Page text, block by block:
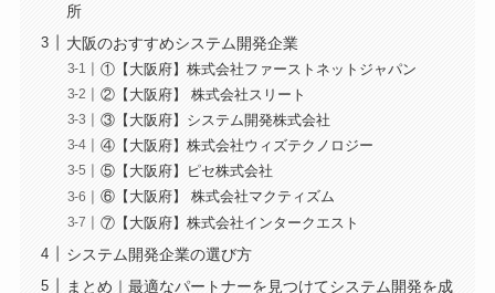
所
大阪のおすすめシステム開発企業
①【大阪府】株式会社ファーストネットジャパン
②【大阪府】 株式会社スリート
③【大阪府】システム開発株式会社
④【大阪府】株式会社ウィズテクノロジー
⑤【大阪府】ピセ株式会社
⑥【大阪府】 株式会社マクティズム
⑦【大阪府】株式会社インタークエスト
システム開発企業の選び方
まとめ｜最適なパートナーを見つけてシステム開発を成